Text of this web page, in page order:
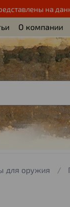
на
О компании
для оружия